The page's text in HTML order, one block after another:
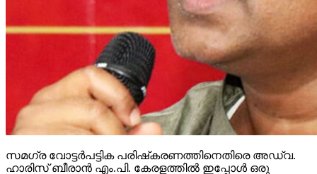
സമഗ്ര വോട്ടര്‍പട്ടിക പരിഷ്‌കരണത്തിനെതിരെ അഡ്വ.
ഹാരിസ് ബീരാന്‍ എം.പി. കേരളത്തില്‍ ഇപ്പോള്‍ ഒരു